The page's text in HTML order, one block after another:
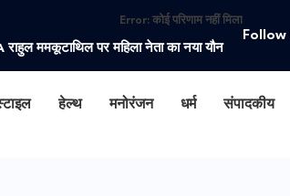
Error:कोई परिणाम नहीं मिला
ममकूटाथिल पर महिला नेता का नया यौन
Follow
हेल्थ मनोरंजन धर्म संपादकीय